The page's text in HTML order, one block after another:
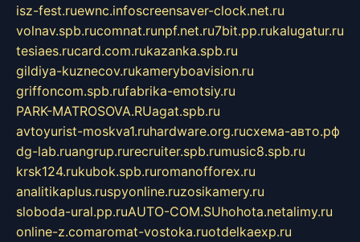
isz-fest.ruewnc.infoscreensaver-clock.net.ru
volnav.spb.rucomnat.runpf.net.ru7bit.pp.rukalugatur.ru
tesiaes.rucard.com.rukazanka.spb.ru
gildiya-kuznecov.rukameryboavision.ru
griffoncom.spb.rufabrika-emotsiy.ru
PARK-MATROSOVA.RUagat.spb.ru
avtoyurist-moskva1.ruhardware.org.ruсхема-авто.рф
dg-lab.ruangrup.rurecruiter.spb.rumusic8.spb.ru
krsk124.rukubok.spb.ruromanofforex.ru
analitikaplus.ruspyonline.ruzosikamery.ru
sloboda-ural.pp.ruAUTO-COM.SUhohota.netalimy.ru
online-z.comaromat-vostoka.ruotdelkaexp.ru